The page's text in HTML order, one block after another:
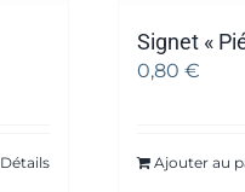
Détails
Signet «
0,80€
Ajouter au